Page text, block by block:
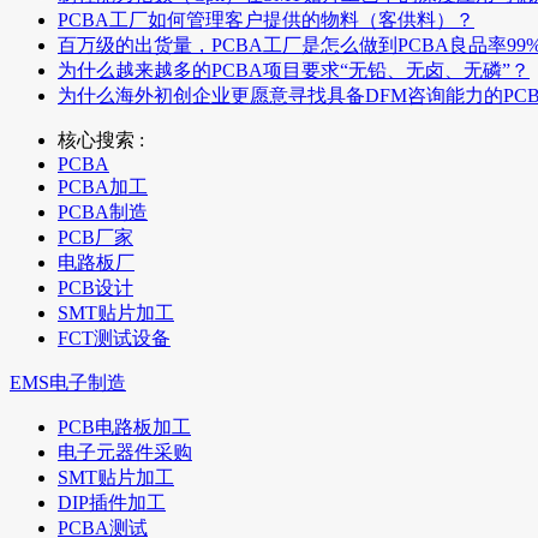
PCBA工厂如何管理客户提供的物料（客供料）？
百万级的出货量，PCBA工厂是怎么做到PCBA良品率
为什么越来越多的PCBA项目要求“无铅、无卤、无磷”？
为什么海外初创企业更愿意寻找具备DFM咨询能力的
核心搜索 :
PCBA
PCBA加工
PCBA制造
PCB厂家
电路板厂
PCB设计
SMT贴片加工
FCT测试设备
EMS电子制造
PCB电路板加工
电子元器件采购
SMT贴片加工
DIP插件加工
PCBA测试